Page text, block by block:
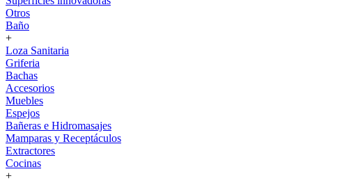
Otros
Baño
+
Loza Sanitaria
Griferia
Bachas
Accesorios
Muebles
Espejos
Bañeras e Hidromasajes
Mamparas y Receptáculos
Extractores
Cocinas
+